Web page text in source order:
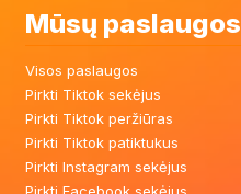
Mūsų paslaugos
Visos paslaugos
Pirkti Tiktok sekėjus
Pirkti Tiktok peržiūras
Pirkti Tiktok patiktukus
Pirkti Instagram sekėjus